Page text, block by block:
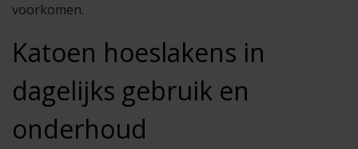
voorkomen.
Katoen hoeslakens in
dagelijks gebruik en
onderhoud